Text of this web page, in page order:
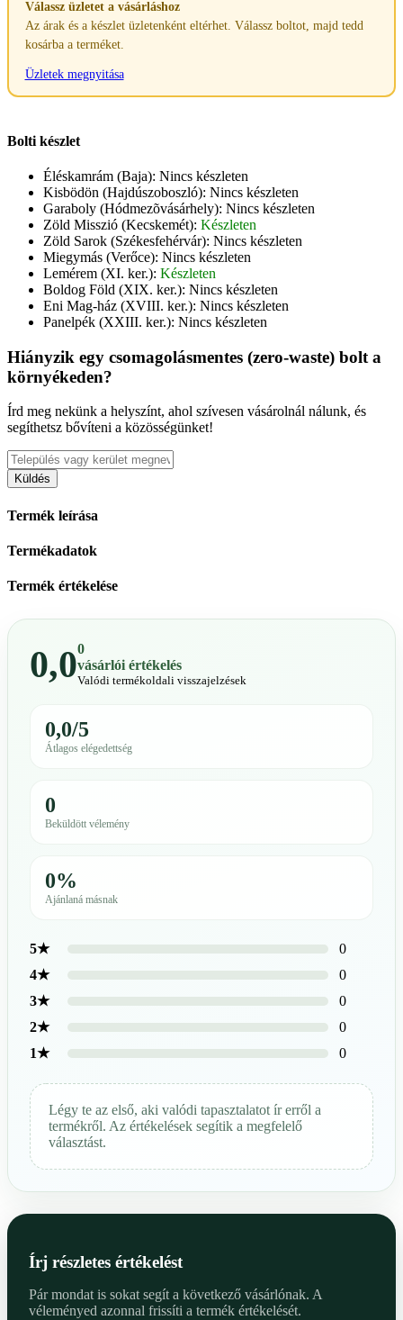
Válassz üzletet a vásárláshoz
Az árak és a készlet üzletenként eltérhet. Válassz boltot, majd tedd
kosárba a terméket.
Üzletek megnyitása
Bolti készlet
Éléskamrám (Baja): Nincs készleten
Kisbödön (Hajdúszoboszló): Nincs készleten
Garaboly (Hódmezõvásárhely): Nincs készleten
Zöld Misszió (Kecskemét): Készleten
Zöld Sarok (Székesfehérvár): Nincs készleten
Miegymás (Verőce): Nincs készleten
Lemérem (XI. ker.): Készleten
Boldog Föld (XIX. ker.): Nincs készleten
Eni Mag-ház (XVIII. ker.): Nincs készleten
Panelpék (XXIII. ker.): Nincs készleten
Hiányzik egy csomagolásmentes (zero-waste) bolt a
környékeden?
Írd meg nekünk a helyszínt, ahol szívesen vásárolnál nálunk, és
segíthetsz bővíteni a közösségünket!
Küldés
Termék leírása
Termékadatok
Termék értékelése
0,00
vásárlói értékelés
Valódi termékoldali visszajelzések
0,0/5
Átlagos elégedettség
0
Beküldött vélemény
0%
Ajánlaná másnak
5★
0
4★
0
3★
0
2★
0
1★
0
Légy te az első, aki valódi tapasztalatot ír erről a
termékről. Az értékelések segítik a megfelelő
választást.
Írj részletes értékelést
Pár mondat is sokat segít a következő vásárlónak. A
véleményed azonnal frissíti a termék értékelését.